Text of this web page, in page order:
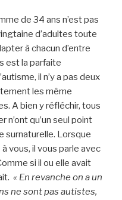
de 34 ans n’est pas
d’adultes toute
à chacun d’entre
est la parfaite
il n’y a pas deux
les même
A bien y réfléchir, tous
n’ont qu’un seul point
surnaturelle. Lorsque
vous, il vous parle avec
si il ou elle avait
« En revanche on a un
ne sont pas autistes,